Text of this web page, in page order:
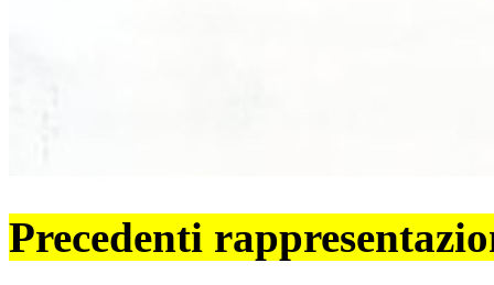
Precedenti